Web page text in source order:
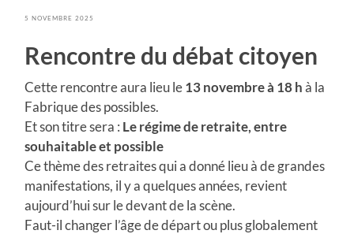
5 NOVEMBRE 2025
Rencontre du débat citoyen
Cette rencontre aura lieu le13 novembre à 18 hà la
Fabrique des possibles.
Et son titre sera : Le régime de retraite, entre
souhaitable et possible
Ce thème des retraites qui a donné lieu à de grandes
manifestations, il y a quelques années, revient
aujourd’hui sur le devant de la scène.
Faut-il changer l’âge de départ ou plus globalement